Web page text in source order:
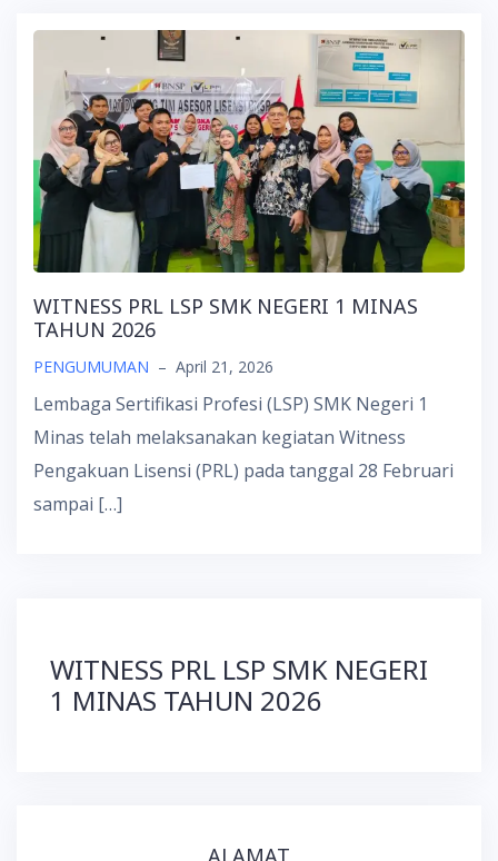
WITNESS PRL LSP SMK NEGERI 1 MINAS
TAHUN 2026
PENGUMUMAN – April 21, 2026
Lembaga Sertifikasi Profesi (LSP) SMK Negeri 1
Minas telah melaksanakan kegiatan Witness
Pengakuan Lisensi (PRL) pada tanggal 28 Februari
sampai […]
WITNESS PRL LSP SMK NEGERI
1 MINAS TAHUN 2026
ALAMAT